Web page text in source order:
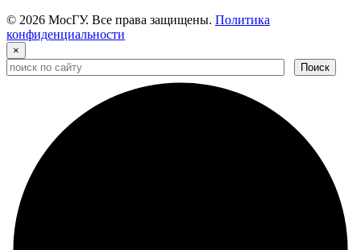
© 2026 МосГУ. Все права защищены. Политика
конфиденциальности
×